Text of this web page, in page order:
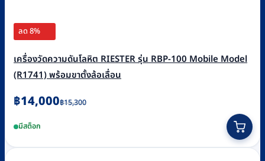
ลด 8%
เครื่องวัดความดันโลหิต RIESTER รุ่น RBP-100 Mobile Model
(R1741) พร้อมขาตั้งล้อเลื่อน
฿15,300
Original
was:
฿15,300.
฿14,000
Current
is:
฿14,000.
มีสต็อก